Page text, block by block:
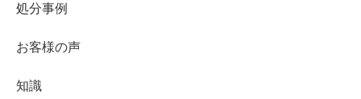
処分事例
お客様の声
知識